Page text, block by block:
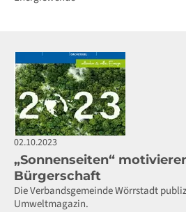
02.10.2023
„Sonnenseiten“
Bürgerschaft
Die Verbandsgemeinde Wörrstadt
Umweltmagazin.